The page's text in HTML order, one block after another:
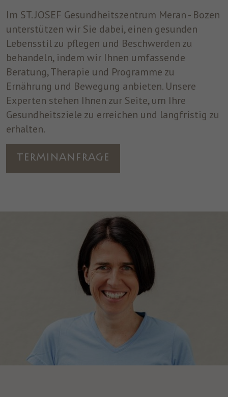
Im ST. JOSEF Gesundheitszentrum Meran - Bozen
unterstützen wir Sie dabei, einen gesunden
Lebensstil zu pflegen und Beschwerden zu
behandeln, indem wir Ihnen umfassende
Beratung, Therapie und Programme zu
Ernährung und Bewegung anbieten. Unsere
Experten stehen Ihnen zur Seite, um Ihre
Gesundheitsziele zu erreichen und langfristig zu
erhalten.
Terminanfrage
Anbieter Facebook
Laufzeit 3 Monate
Zweck
Facebook setzt dieses Cookie, um den
Nutzern relevante Werbung zu zeigen,
indem es das Nutzerverhalten im gesamten
Web auf Websites verfolgt, die über das
Facebook-Pixel oder das Facebook Social
Plugin verfügen.